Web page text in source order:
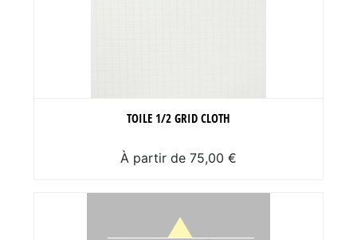
TOILE 1/2 GRID CLOTH
À partir de 75,00 €